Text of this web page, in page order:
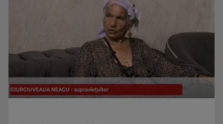
ACCENT REGIONAL
Emisiune de dezbateri pe teme sociale și de ...